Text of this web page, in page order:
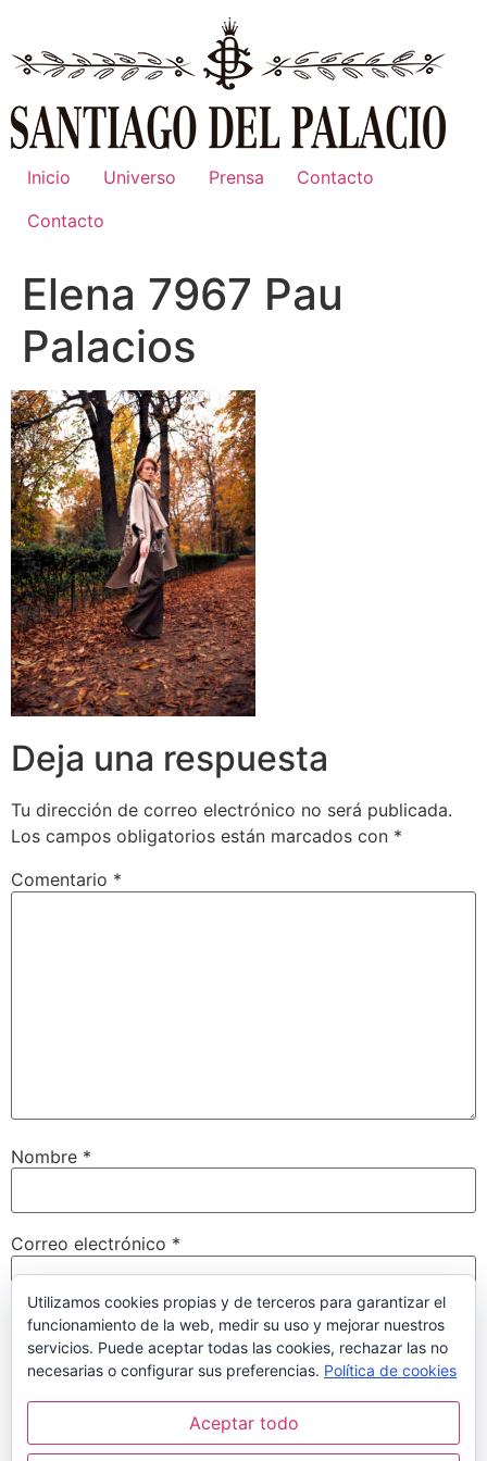
contenido
Inicio Universo Prensa
Contacto
Contacto
Elena 7967 Pau
Palacios
Deja una respuesta
Tu dirección de correo electrónico no será publicada.
Los campos obligatorios están marcados con *
Comentario *
Nombre *
Correo electrónico *
Web
Guarda mi nombre, correo electrónico y web en este
navegador para la próxima vez que comente.
Utilizamos cookies propias y de terceros para garantizar el
funcionamiento de la web, medir su uso y mejorar nuestros
servicios. Puede aceptar todas las cookies, rechazar las no
necesarias o configurar sus preferencias. Política de cookies
Aceptar todo